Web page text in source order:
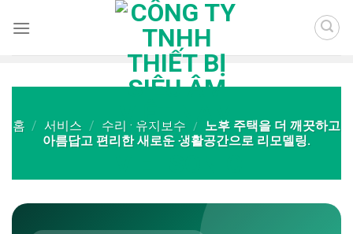
홈 / 서비스 / 수리 · 유지보수 / 노후 주택을 더 깨끗하고
아름답고 편리한 새로운 생활공간으로 리모델링.